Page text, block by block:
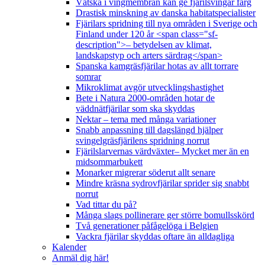
Drastisk minskning av danska habitatspecialister
Fjärilars spridning till nya områden i Sverige och
Finland under 120 år <span class="sf-
description">– betydelsen av klimat,
landskapstyp och arters särdrag</span>
Spanska kamgräsfjärilar hotas av allt torrare
somrar
Mikroklimat avgör utvecklingshastighet
Bete i Natura 2000-områden hotar de
väddnätfjärilar som ska skyddas
Nektar – tema med många variationer
Snabb anpassning till dagslängd hjälper
svingelgräsfjärilens spridning norrut
Fjärilslarvernas värdväxter– Mycket mer än en
midsommarbukett
Monarker migrerar söderut allt senare
Mindre kräsna sydrovfjärilar sprider sig snabbt
norrut
Vad tittar du på?
Många slags pollinerare ger större bomullsskörd
Två generationer påfågelöga i Belgien
Vackra fjärilar skyddas oftare än alldagliga
Kalender
Anmäl dig här!